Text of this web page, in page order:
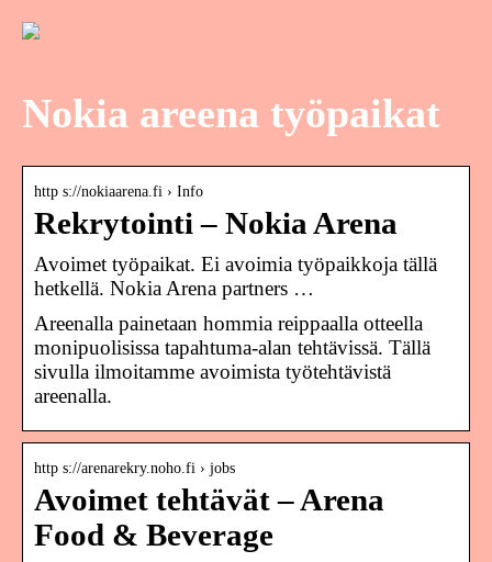
Nokia areena työpaikat
http s://nokiaarena.fi › Info
Rekrytointi – Nokia Arena
Avoimet työpaikat. Ei avoimia työpaikkoja tällä
hetkellä. Nokia Arena partners …
Areenalla painetaan hommia reippaalla otteella
monipuolisissa tapahtuma-alan tehtävissä. Tällä
sivulla ilmoitamme avoimista työtehtävistä
areenalla.
http s://arenarekry.noho.fi › jobs
Avoimet tehtävät – Arena
Food & Beverage